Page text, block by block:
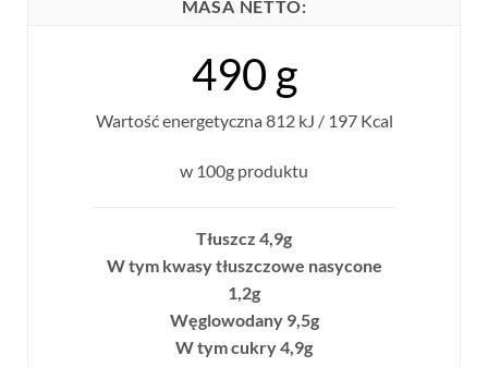
MASA NETTO:
490 g
Wartość energetyczna 812 kJ / 197 Kcal
w 100g produktu
Tłuszcz 4,9g
W tym kwasy tłuszczowe nasycone
1,2g
Węglowodany 9,5g
W tym cukry 4,9g